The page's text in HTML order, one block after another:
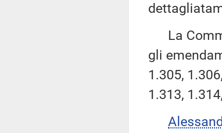
La
gli
1.305,
1.313,